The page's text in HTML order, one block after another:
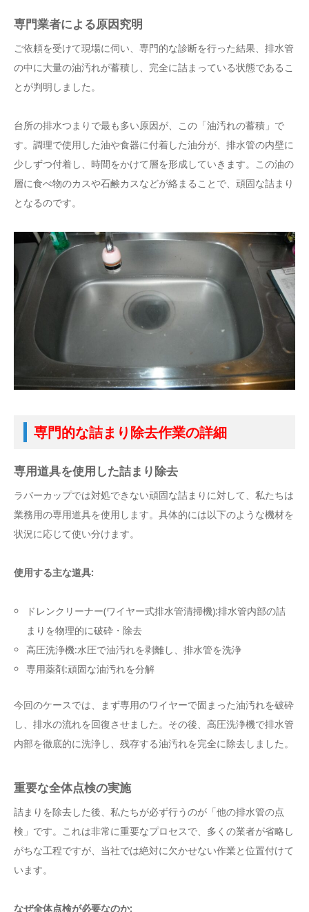
専門業者による原因究明
ご依頼を受けて現場に伺い、専門的な診断を行った結果、排水管
の中に大量の油汚れが蓄積し、完全に詰まっている状態であるこ
とが判明しました。
台所の排水つまりで最も多い原因が、この「油汚れの蓄積」で
す。調理で使用した油や食器に付着した油分が、排水管の内壁に
少しずつ付着し、時間をかけて層を形成していきます。この油の
層に食べ物のカスや石鹸カスなどが絡まることで、頑固な詰まり
となるのです。
専門的な詰まり除去作業の詳細
専用道具を使用した詰まり除去
ラバーカップでは対処できない頑固な詰まりに対して、私たちは
業務用の専用道具を使用します。具体的には以下のような機材を
状況に応じて使い分けます。
使用する主な道具:
ドレンクリーナー(ワイヤー式排水管清掃機):排水管内部の詰
まりを物理的に破砕・除去
高圧洗浄機:水圧で油汚れを剥離し、排水管を洗浄
専用薬剤:頑固な油汚れを分解
今回のケースでは、まず専用のワイヤーで固まった油汚れを破砕
し、排水の流れを回復させました。その後、高圧洗浄機で排水管
内部を徹底的に洗浄し、残存する油汚れを完全に除去しました。
重要な全体点検の実施
詰まりを除去した後、私たちが必ず行うのが「他の排水管の点
検」です。これは非常に重要なプロセスで、多くの業者が省略し
がちな工程ですが、当社では絶対に欠かせない作業と位置付けて
います。
なぜ全体点検が必要なのか: